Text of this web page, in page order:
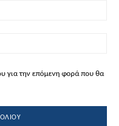
για την επόμενη φορά που θα